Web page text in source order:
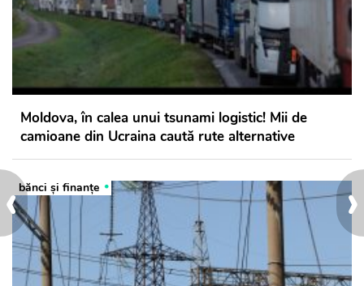
›
‹
Moldova, în calea unui tsunami logistic! Mii de
camioane din Ucraina caută rute alternative
bănci şi finanţe